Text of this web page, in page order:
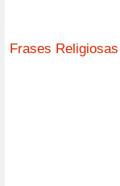
Frases Religiosas